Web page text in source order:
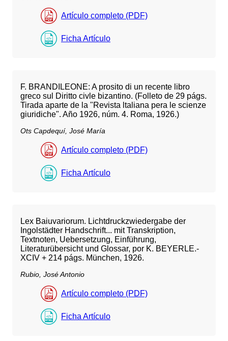
Artículo completo (PDF)
Ficha Artículo
F. BRANDILEONE: A prosito di un recente libro
greco sul Diritto civle bizantino. (Folleto de 29 págs.
Tirada aparte de la "Revista ltaliana pera le scienze
giuridiche". Año 1926, núm. 4. Roma, 1926.)
Ots Capdequí, José María
Artículo completo (PDF)
Ficha Artículo
Lex Baiuvariorum. Lichtdruckzwiedergabe der
Ingolstädter Handschrift... mit Transkription,
Textnoten, Uebersetzung, Einführung,
Literaturübersicht und Glossar, por K. BEYERLE.-
XCIV + 214 págs. München, 1926.
Rubio, José Antonio
Artículo completo (PDF)
Ficha Artículo